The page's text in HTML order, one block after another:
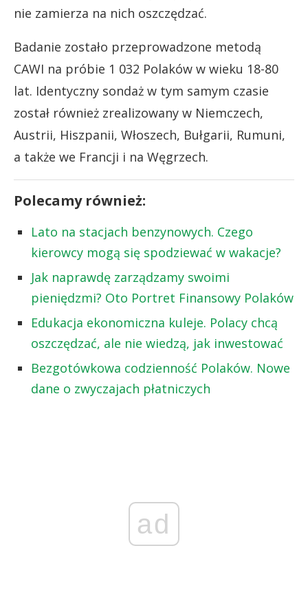
nie zamierza na nich oszczędzać.
Badanie zostało przeprowadzone metodą
CAWI na próbie 1 032 Polaków w wieku 18-80
lat. Identyczny sondaż w tym samym czasie
został również zrealizowany w Niemczech,
Austrii, Hiszpanii, Włoszech, Bułgarii, Rumuni,
a także we Francji i na Węgrzech.
Polecamy również:
Lato na stacjach benzynowych. Czego
kierowcy mogą się spodziewać w wakacje?
Jak naprawdę zarządzamy swoimi
pieniędzmi? Oto Portret Finansowy Polaków
Edukacja ekonomiczna kuleje. Polacy chcą
oszczędzać, ale nie wiedzą, jak inwestować
Bezgotówkowa codzienność Polaków. Nowe
dane o zwyczajach płatniczych
ad